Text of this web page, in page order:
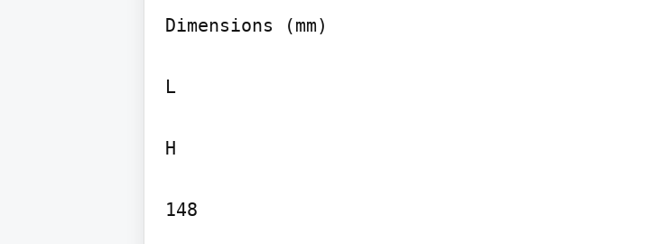
Dimensions (mm)
L
H
148